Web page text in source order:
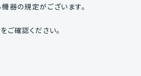
器の規定がございます。
ご確認ください。